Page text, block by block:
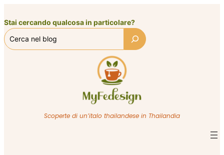
al
contenuto
Stai cercando qualcosa in particolare?
Scoperte di un’italo thailandese in Thailandia